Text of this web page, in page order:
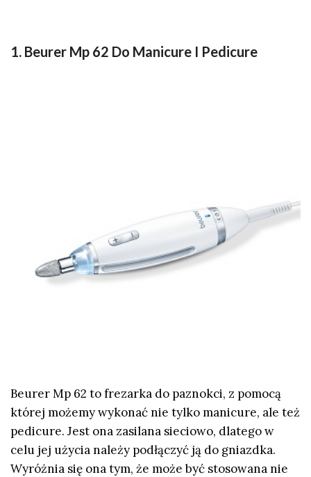
1. Beurer Mp 62 Do Manicure I Pedicure
Beurer Mp 62 to frezarka do paznokci, z pomocą
której możemy wykonać nie tylko manicure, ale też
pedicure. Jest ona zasilana sieciowo, dlatego w
celu jej użycia należy podłączyć ją do gniazdka.
Wyróżnia się ona tym, że może być stosowana nie